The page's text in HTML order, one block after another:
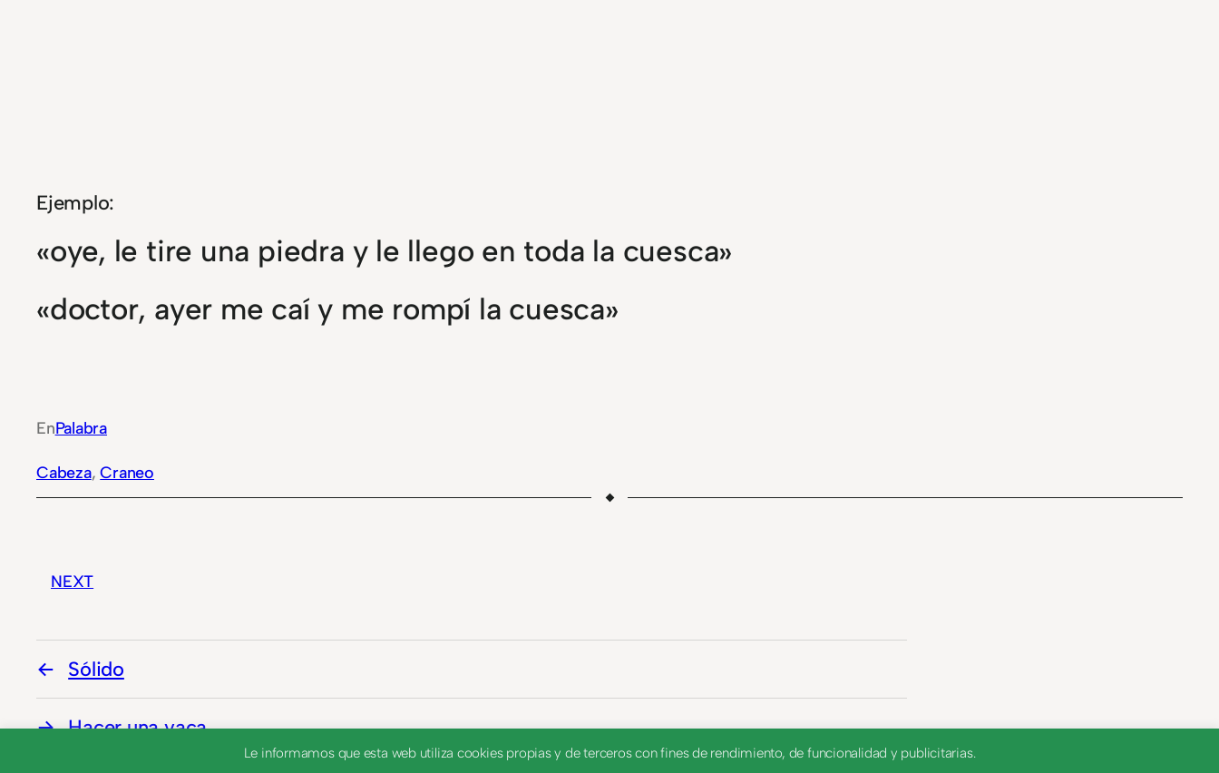
Ejemplo:
«oye, le tire una piedra y le llego en toda la cuesca»
«doctor, ayer me caí y me rompí la cuesca»
EnPalabra
Cabeza, Craneo
NEXT
Sólido
Hacer una vaca
Le informamos que esta web utiliza cookies propias y de terceros con fines de rendimiento, de funcionalidad y publicitarias.